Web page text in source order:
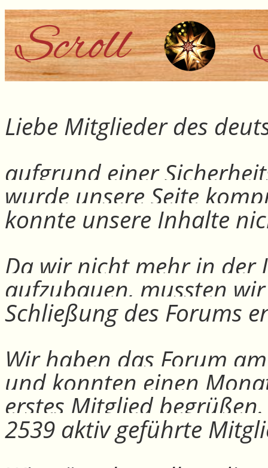
Liebe Mitglieder des
aufgrund einer
wurde unsere Seite
konnte unsere Inhalte
Da wir nicht mehr in der
aufzubauen, mussten
Schließung des Forums
Wir haben das Forum
und konnten einen
erstes Mitglied
2539 aktiv geführte